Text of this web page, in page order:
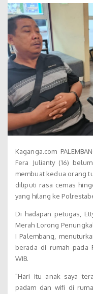
Kaganga.com
Fera Julianty (16)
membuat kedua orang
diliputi rasa cemas
yang hilang ke
Di hadapan petugas,
Merah Lorong
I Palembang,
berada di rumah pada
WIB.
"Hari itu anak saya
padam dan wifi di